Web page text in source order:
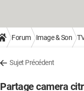
Forum Image & Son
Sujet Précédent
Partage camera